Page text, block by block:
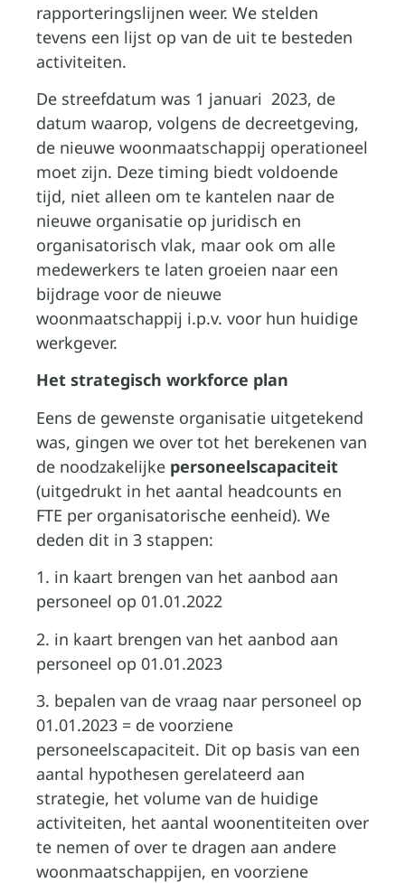
rapporteringslijnen weer. We stelden
tevens een lijst op van de uit te besteden
activiteiten.
De streefdatum was 1 januari 2023, de
datum waarop, volgens de decreetgeving,
de nieuwe woonmaatschappij operationeel
moet zijn. Deze timing biedt voldoende
tijd, niet alleen om te kantelen naar de
nieuwe organisatie op juridisch en
organisatorisch vlak, maar ook om alle
medewerkers te laten groeien naar een
bijdrage voor de nieuwe
woonmaatschappij i.p.v. voor hun huidige
werkgever.
Het strategisch workforce plan
Eens de gewenste organisatie uitgetekend
was, gingen we over tot het berekenen van
de noodzakelijke personeelscapaciteit
(uitgedrukt in het aantal headcounts en
FTE per organisatorische eenheid). We
deden dit in 3 stappen:
1. in kaart brengen van het aanbod aan
personeel op 01.01.2022
2. in kaart brengen van het aanbod aan
personeel op 01.01.2023
3. bepalen van de vraag naar personeel op
01.01.2023 = de voorziene
personeelscapaciteit. Dit op basis van een
aantal hypothesen gerelateerd aan
strategie, het volume van de huidige
activiteiten, het aantal woonentiteiten over
te nemen of over te dragen aan andere
woonmaatschappijen, en voorziene